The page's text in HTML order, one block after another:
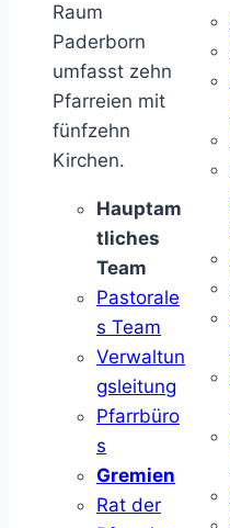
Raum
Paderborn
umfasst zehn
Pfarreien mit
fünfzehn
Kirchen.
Hauptam
tliches
Team
Pastorale
s Team
Verwaltun
gsleitung
Pfarrbüro
s
Gremien
Rat der